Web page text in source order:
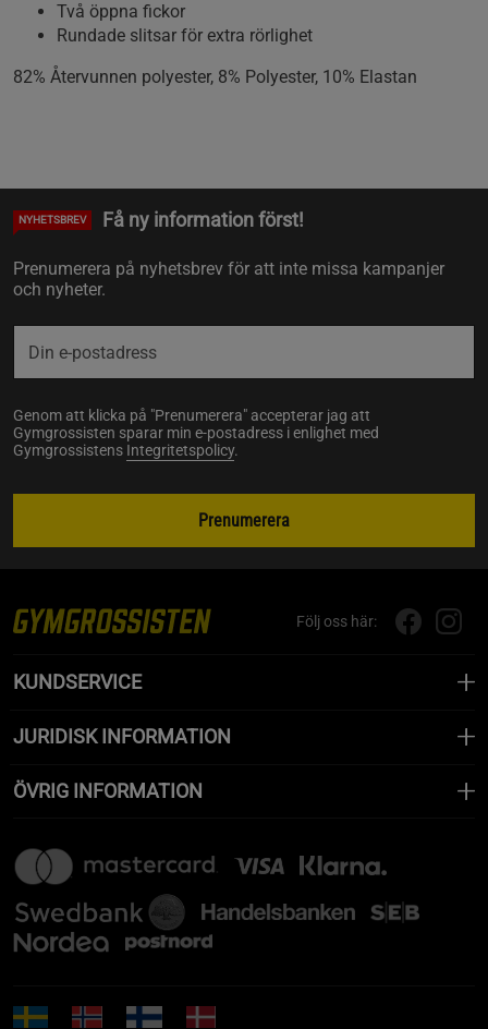
Två öppna fickor
Rundade slitsar för extra rörlighet
82% Återvunnen polyester, 8% Polyester, 10% Elastan
NYHETSBREV Få ny information först!
Prenumerera på nyhetsbrev för att inte missa kampanjer
och nyheter.
Genom att klicka på "Prenumerera" accepterar jag att
Gymgrossisten sparar min e-postadress i enlighet med
Gymgrossistens Integritetspolicy.
Prenumerera
Följ oss här:
KUNDSERVICE
JURIDISK INFORMATION
ÖVRIG INFORMATION